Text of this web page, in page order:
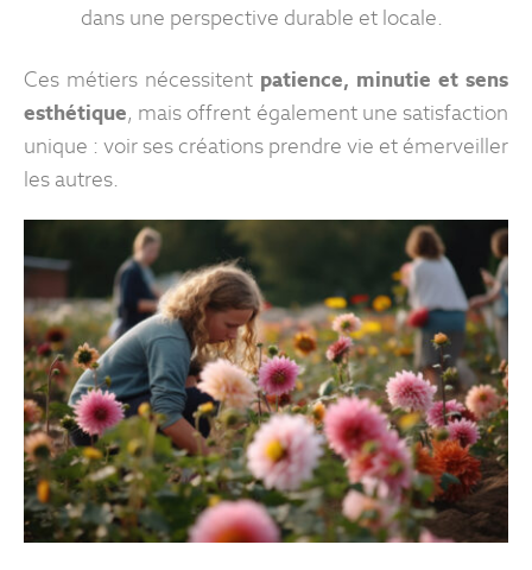
dans une perspective durable et locale.
Ces métiers nécessitent patience, minutie et sens
esthétique, mais offrent également une satisfaction
unique : voir ses créations prendre vie et émerveiller
les autres.